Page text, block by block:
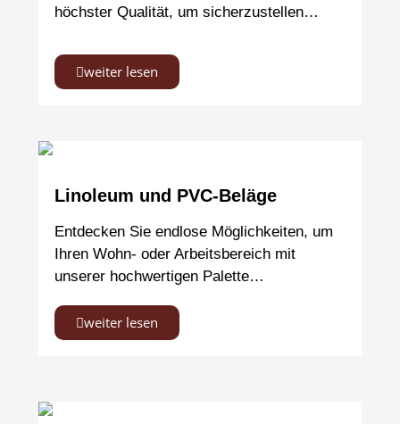
höchster Qualität, um sicherzustellen…
weiter lesen
Linoleum und PVC-Beläge
Entdecken Sie endlose Möglichkeiten, um
Ihren Wohn- oder Arbeitsbereich mit
unserer hochwertigen Palette…
weiter lesen